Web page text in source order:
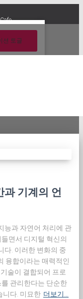
션 토글
과 기계의 언
능과 자연어 처리에 관
면서 디지털 혁신의
다. 이러한 변화의 중
융합이라는 매력적인
술이 결합되어 프로
관리한다는 단순한
니다. 미묘한 더보기…